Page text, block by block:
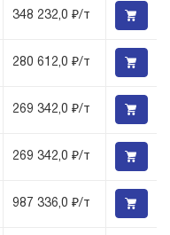
348 232,0 ₽/т
280 612,0 ₽/т
269 342,0 ₽/т
269 342,0 ₽/т
987 336,0 ₽/т